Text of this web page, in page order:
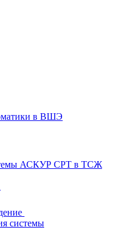
в ВШЭ
АСКУР СРТ в ТСЖ
системы